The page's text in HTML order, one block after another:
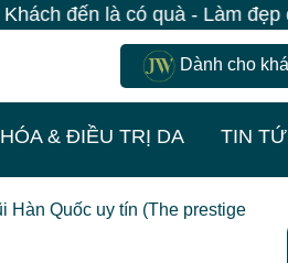
đến là có quà - Làm đẹp
Dành cho
& ĐIỀU TRỊ DA TIN
Hàn Quốc uy tín (The prestige